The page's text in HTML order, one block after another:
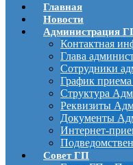
Главная
Новости
Администрация
Контактная
Глава
Сотрудники
График
Структура
Реквизиты
Документы
Интернет-
Совет ГП